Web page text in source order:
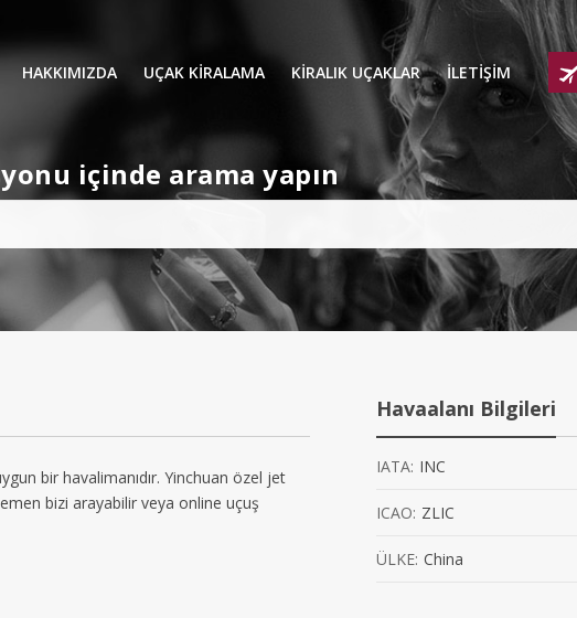
HAKKIMIZDA UÇAK KİRALAMA
İŞ GEZİLERİ TATİL
AVİONE JET CARD
KIRALIK UÇAKLAR
VIP YOLCU UÇAKLARI
HELİKOPTER
KÜÇÜK KABİNLİ UÇAKLAR
ORTA KABİNLİ UÇAKLAR
YOLCU UÇAKLARI
İLETİŞİM
içinde arama yapın
bir havalimanıdır. Yinchuan özel jet
bizi arayabilir veya online uçuş
Havaalanı Bilgileri
IATA: INC
ICAO: ZLIC
ÜLKE: China